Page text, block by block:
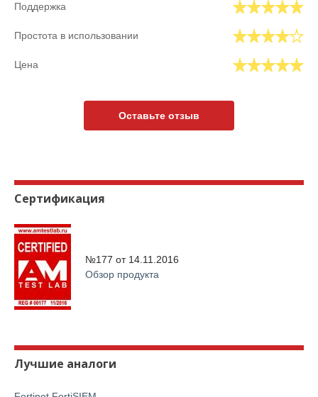
Поддержка
Простота в использовании
Цена
Оставьте отзыв
Сертификация
№177 от 14.11.2016
Обзор продукта
Лучшие аналоги